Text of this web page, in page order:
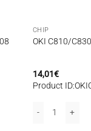
CHIP
OKI C810/
14,01€
Product